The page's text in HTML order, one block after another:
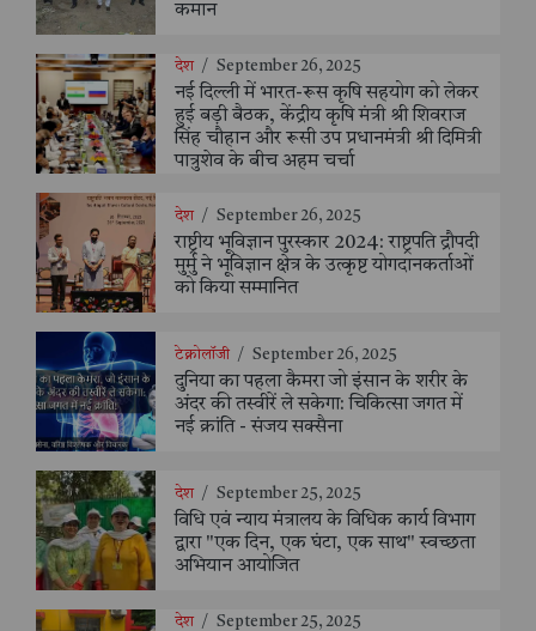
कमान
देश / September 26, 2025
नई दिल्ली में भारत-रूस कृषि सहयोग को लेकर
हुई बड़ी बैठक, केंद्रीय कृषि मंत्री श्री शिवराज
सिंह चौहान और रूसी उप प्रधानमंत्री श्री दिमित्री
पात्रुशेव के बीच अहम चर्चा
देश / September 26, 2025
राष्ट्रीय भूविज्ञान पुरस्कार 2024: राष्ट्रपति द्रौपदी
मुर्मु ने भूविज्ञान क्षेत्र के उत्कृष्ट योगदानकर्ताओं
को किया सम्मानित
टेक्नोलॉजी / September 26, 2025
दुनिया का पहला कैमरा जो इंसान के शरीर के
अंदर की तस्वीरें ले सकेगा: चिकित्सा जगत में
नई क्रांति - संजय सक्सैना
देश / September 25, 2025
विधि एवं न्याय मंत्रालय के विधिक कार्य विभाग
द्वारा "एक दिन, एक घंटा, एक साथ" स्वच्छता
अभियान आयोजित
देश / September 25, 2025